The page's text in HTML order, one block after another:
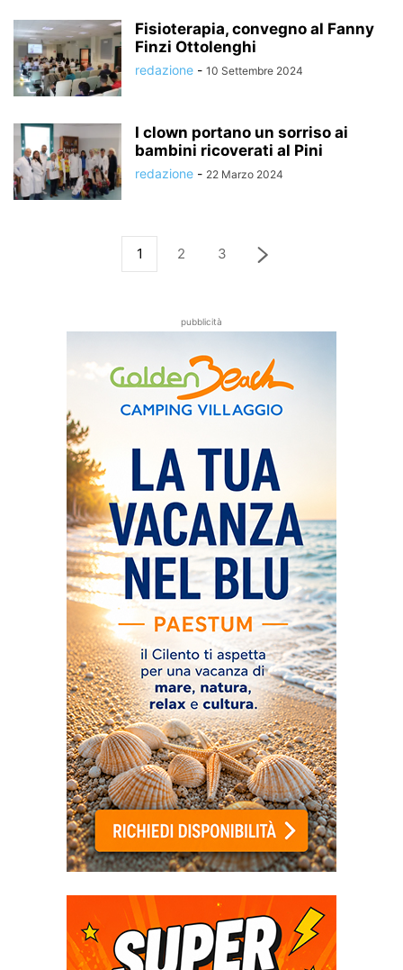
Fisioterapia, convegno al Fanny
Finzi Ottolenghi
redazione - 10 Settembre 2024
I clown portano un sorriso ai
bambini ricoverati al Pini
redazione - 22 Marzo 2024
1 2 3
pubblicità